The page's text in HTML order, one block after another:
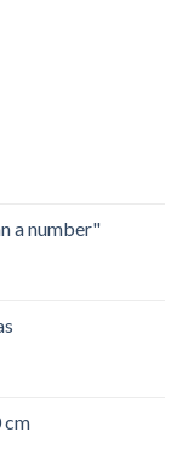
a number"
cm